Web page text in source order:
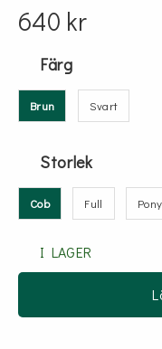
640 kr
Färg
Brun Svart
Storlek
Cob Full Pony
I LAGER